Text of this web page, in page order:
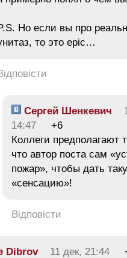
Но если вы про
то это epic…
Сергей Шенкевич
14:47
+6
Коллеги предполагают
что автор поста сам
пожар», чтобы дать
«сенсацию»!
Відповісти
Dibrov 11 дек, 21:44